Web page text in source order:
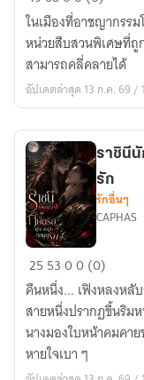
คดี
สี
”เลือด“
ภาค1
ในเมืองที่อาชญากรร
หน่วยสืบสวนพิเศษที่ถู
สามารถคลี่คลายได้
อัปเดตล่าสุด 13 ก.ค. 69 /
ราชินี
นัก
ฆ่า
กับ
กษัตริย์
ผู้
ราชินี
รัก
รักอื่นๆ
CAPHAS
25 5300 (0)
คืนหนึ่ง... เฟิงหลงหลั
สายหนึ่งปรากฏขึ้นริมห
นางมองใบหน้าคมคา
หายใจเบา ๆ